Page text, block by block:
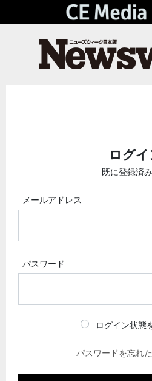
ログイ
既に登録済
メールアドレス
パスワード
ログイン状態
パスワードを忘れ